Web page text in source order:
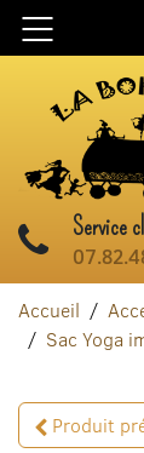
Aller au contenu
Service
Accueil
Sac Yoga
Produit